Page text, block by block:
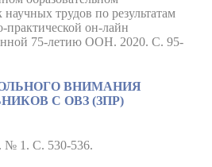
трудов по результатам
он-лайн
75-летию ООН. 2020. С. 95-
ВНИМАНИЯ
С ОВЗ (ЗПР)
№ 1. С. 530-536.